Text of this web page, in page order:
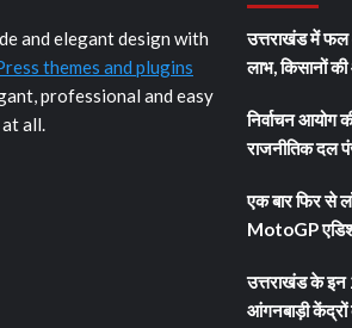
and elegant design with
themes and plugins
professional and easy
all.
उत्तराखंड में फल
लाभ, किसानों
निर्वाचन आयोग
राजनीतिक दल
एक बार फिर से
MotoGP
उत्तराखंड के इन
आंगनबाड़ी